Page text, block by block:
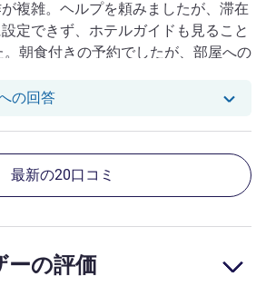
複雑。ヘルプを頼みましたが、滞在
定できず、ホテルガイドも見ること
朝食付きの予約でしたが、部屋への
キャブ、ガウンは置いてない。シャワ
の回答Yumiko T. さんのレビューへの
最新の20口コミ
ーの評価